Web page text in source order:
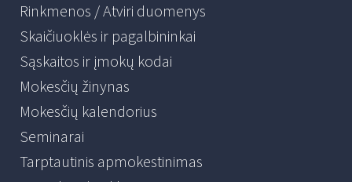
Rinkmenos / Atviri duomenys
Skaičiuoklės ir pagalbininkai
Sąskaitos ir įmokų kodai
Mokesčių žinynas
Mokesčių kalendorius
Seminarai
Tarptautinis apmokestinimas